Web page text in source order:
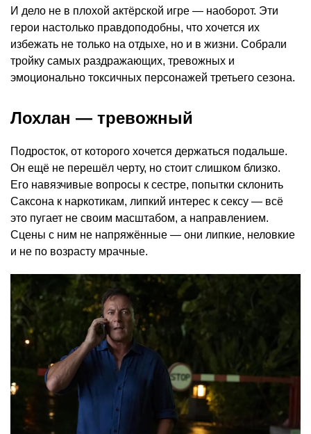
И дело не в плохой актёрской игре — наоборот. Эти
герои настолько правдоподобны, что хочется их
избежать не только на отдыхе, но и в жизни. Собрали
тройку самых раздражающих, тревожных и
эмоционально токсичных персонажей третьего сезона.
Лохлан — тревожный
Подросток, от которого хочется держаться подальше.
Он ещё не перешёл черту, но стоит слишком близко.
Его навязчивые вопросы к сестре, попытки склонить
Саксона к наркотикам, липкий интерес к сексу — всё
это пугает не своим масштабом, а направлением.
Сцены с ним не напряжённые — они липкие, неловкие
и не по возрасту мрачные.